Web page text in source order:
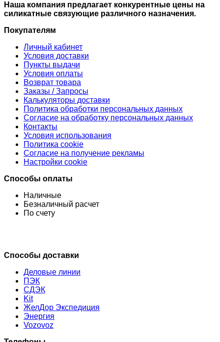
Наша компания предлагает конкурентные цены на
силикатные связующие различного назначения.
Покупателям
Личный кабинет
Условия доставки
Пункты выдачи
Условия оплаты
Возврат товара
Заказы / Запросы
Калькуляторы доставки
Политика обработки персональных данных
Согласие на обработку персональных данных
Контакты
Условия использования
Политика cookie
Согласие на получение рекламы
Настройки cookie
Способы оплаты
Наличные
Безналичный расчет
По счету
Способы доставки
Деловые линии
ПЭК
СДЭК
Kit
ЖелДор Экспедиция
Энергия
Vozovoz